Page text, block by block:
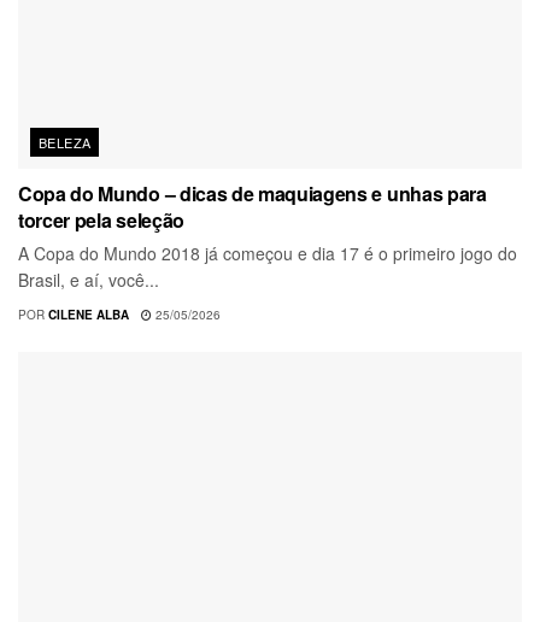
BELEZA
Copa do Mundo – dicas de maquiagens e unhas para
torcer pela seleção
A Copa do Mundo 2018 já começou e dia 17 é o primeiro jogo do
Brasil, e aí, você...
POR CILENE ALBA 25/05/2026